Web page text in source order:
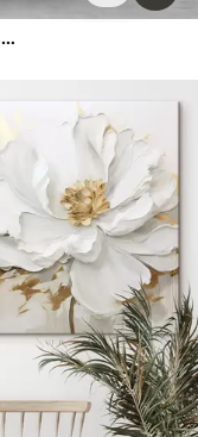
Білі квіти з ніжними пелюстками розташовані в красивому квітковому візерунку на світлому фоні